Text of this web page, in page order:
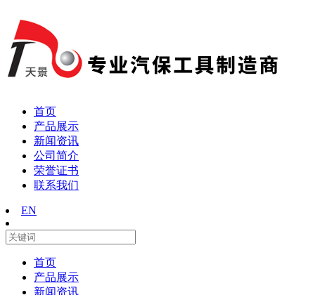
首页
产品展示
新闻资讯
公司简介
荣誉证书
联系我们
EN
首页
产品展示
新闻资讯